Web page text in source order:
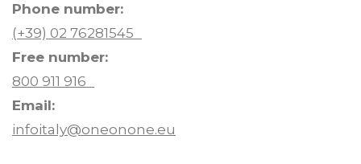
Phone number:
(+39) 02 76281545
Free number:
800 911 916
Email:
infoitaly@oneonone.eu